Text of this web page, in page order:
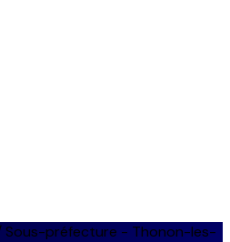
Sous-préfecture - Thonon-les-